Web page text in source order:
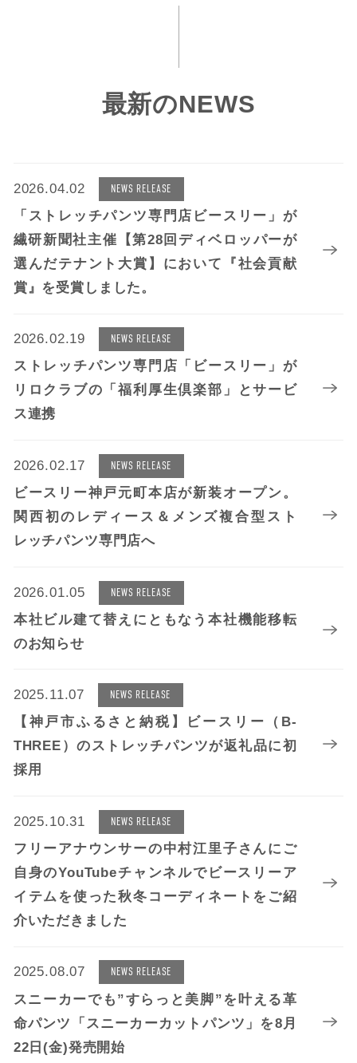
最新のNEWS
2026.04.02 NEWS RELEASE
「ストレッチパンツ専門店ビースリー」が
繊研新聞社主催【第28回ディベロッパーが
選んだテナント大賞】において『社会貢献
賞』を受賞しました。
2026.02.19 NEWS RELEASE
ストレッチパンツ専門店「ビースリー」が
リロクラブの「福利厚生倶楽部」とサービ
ス連携
2026.02.17 NEWS RELEASE
ビースリー神戸元町本店が新装オープン。
関西初のレディース＆メンズ複合型スト
レッチパンツ専門店へ
2026.01.05 NEWS RELEASE
本社ビル建て替えにともなう本社機能移転
のお知らせ
2025.11.07 NEWS RELEASE
【神戸市ふるさと納税】ビースリー（B-
THREE）のストレッチパンツが返礼品に初
採用
2025.10.31 NEWS RELEASE
フリーアナウンサーの中村江里子さんにご
自身のYouTubeチャンネルでビースリーア
イテムを使った秋冬コーディネートをご紹
介いただきました
2025.08.07 NEWS RELEASE
スニーカーでも”すらっと美脚”を叶える革
命パンツ「スニーカーカットパンツ」を8月
22日(金)発売開始